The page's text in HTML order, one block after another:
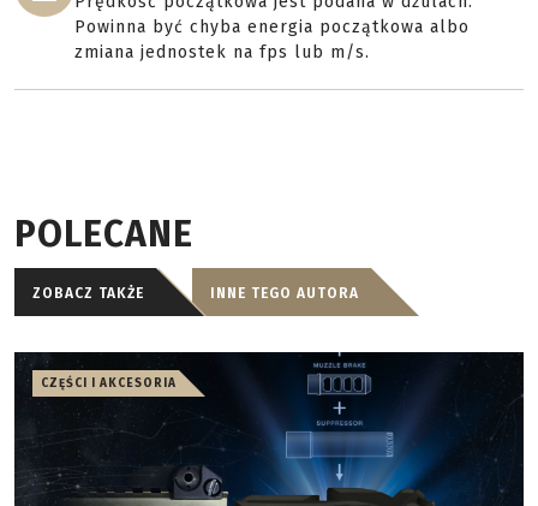
Powinna być chyba energia początkowa albo
zmiana jednostek na fps lub m/s.
POLECANE
ZOBACZ TAKŻE INNE TEGO AUTORA
CZĘŚCI I AKCESORIA